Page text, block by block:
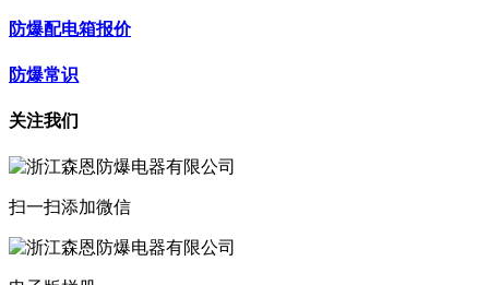
防爆配电箱报价
防爆常识
关注我们
扫一扫添加微信